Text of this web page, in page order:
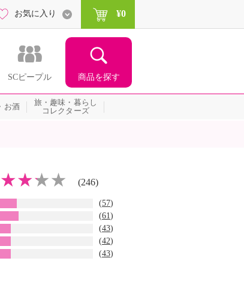
SCピープル 商品を探す
お気に入り ¥0
お酒
旅・趣味・暮らし
コレクターズ
(246)
(57)
(61 )
(43)
(42)
(43)